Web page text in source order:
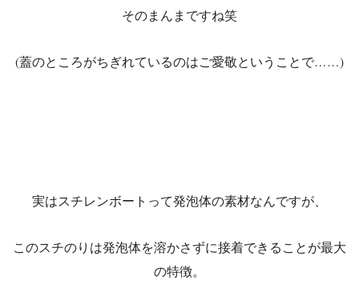
そのまんまですね笑
(蓋のところがちぎれているのはご愛敬ということで……)
実はスチレンボートって発泡体の素材なんですが、
このスチのりは発泡体を溶かさずに接着できることが最大
の特徴。